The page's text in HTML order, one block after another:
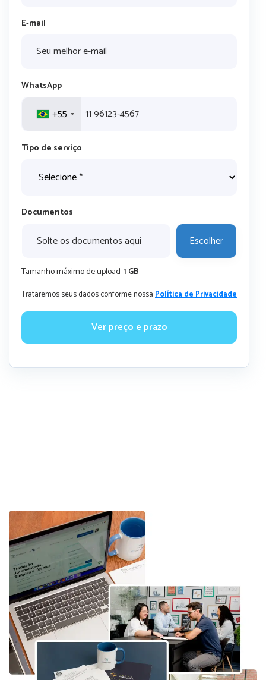
E-mail
WhatsApp
+55
Tipo de serviço
Documentos
Solte os documentos aqui Escolher
Tamanho máximo de upload:1 GB
Trataremos seus dados conforme nossaPolítica de Privacidade
Ver preço e prazo